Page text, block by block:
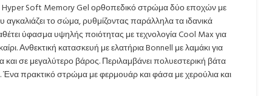
Hyper Soft Memory Gel ορθοπεδικό στρώμα δύο εποχών με
το σώμα, ρυθμίζοντας παράλληλα τα ιδανικά
ύφασμα υψηλής ποιότητας με τεχνολογία Cool Max για
Ανθεκτική κατασκευή με ελατήρια Bonnell με λαμάκι για
σε μεγαλύτερο βάρος. Περιλαμβάνει πολυεστερική βάτα
Ένα πρακτικό στρώμα με φερμουάρ και φάσα με χερούλια και